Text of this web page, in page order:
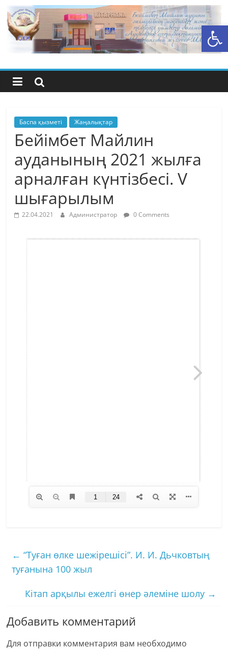
Open toolbar
Skip
to
content
Бейімбет
Майлин
ауданының
орталық
кітапхана
жүйесі
Баспа қызметі Жаңалықтар
Бейімбет Майлин
ауданының 2021 жылға
арналған күнтізбесі. V
шығарылым
22.04.2021 Администратор 0 Comments
← “Туған өлке шежірешісі”. И. И. Дьчковтың
туғанына 100 жыл
Кітап арқылы ежелгі өнер әлеміне шолу →
Добавить комментарий
Для отправки комментария вам необходимо